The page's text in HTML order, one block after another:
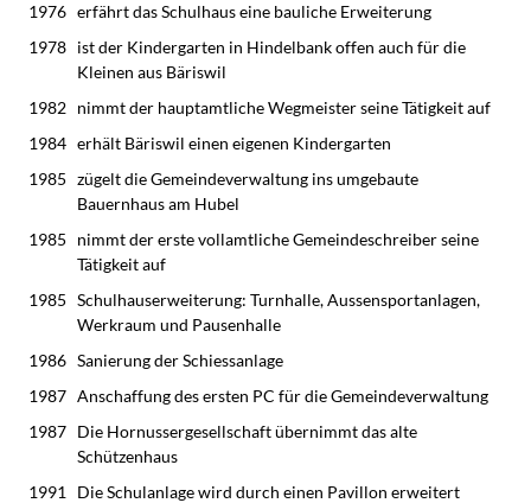
1976 erfährt das Schulhaus eine bauliche Erweiterung
1978
ist der Kindergarten in Hindelbank offen auch für die
Kleinen aus Bäriswil
1982
nimmt der hauptamtliche Wegmeister seine Tätigkeit auf
1984 erhält Bäriswil einen eigenen Kindergarten
1985
zügelt die Gemeindeverwaltung ins umgebaute
Bauernhaus am Hubel
1985
nimmt der erste vollamtliche Gemeindeschreiber seine
Tätigkeit auf
1985
Schulhauserweiterung: Turnhalle, Aussensportanlagen,
Werkraum und Pausenhalle
1986 Sanierung der Schiessanlage
1987 Anschaffung des ersten PC für die Gemeindeverwaltung
1987
Die Hornussergesellschaft übernimmt das alte
Schützenhaus
1991
Die Schulanlage wird durch einen Pavillon erweitert